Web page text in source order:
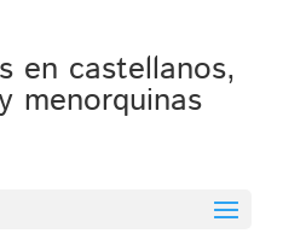
en castellanos,
menorquinas